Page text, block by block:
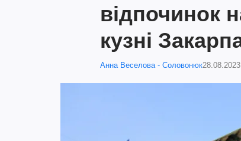
відпочинок
кузні
Анна Веселова - Соловонюк